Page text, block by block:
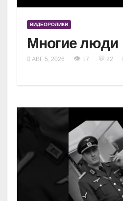
ВИДЕОРОЛИКИ
Многие люди
АВГ 5, 2026 👁 17 💬 22